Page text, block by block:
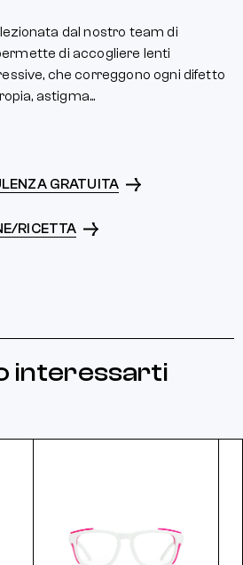
dal nostro team di
di accogliere lenti
che correggono ogni difetto
astigma...
GRATUITA
RICETTA
interessarti